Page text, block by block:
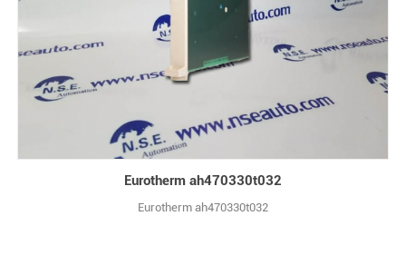
Eurotherm ah470330t032
Eurotherm ah470330t032